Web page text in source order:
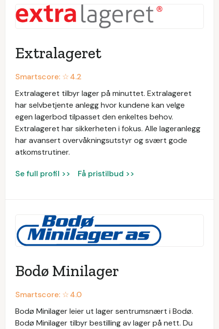
Extralageret
Smartscore: ☆4.2
Extralageret tilbyr lager på minuttet. Extralageret
har selvbetjente anlegg hvor kundene kan velge
egen lagerbod tilpasset den enkeltes behov.
Extralageret har sikkerheten i fokus. Alle lageranlegg
har avansert overvåkningsutstyr og svært gode
atkomstrutiner.
Se full profil >> Få pristilbud >>
Bodø Minilager
Smartscore: ☆4.0
Bodø Minilager leier ut lager sentrumsnært i Bodø.
Bodø Minilager tilbyr bestilling av lager på nett. Du